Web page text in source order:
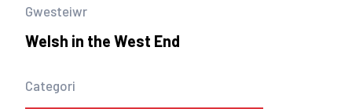
Gwesteiwr
Welsh in the West End
Categori